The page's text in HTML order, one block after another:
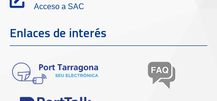
Acceso a SAC
Enlaces de interés